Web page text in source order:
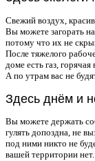
Свежий воздух,
Вы можете загорать
потому что их не
После тяжелого
доме есть газ,
А по утрам вас не
Здесь днём и
Вы можете держать
гулять допоздна, не
под ними никто не
вашей территории нет.